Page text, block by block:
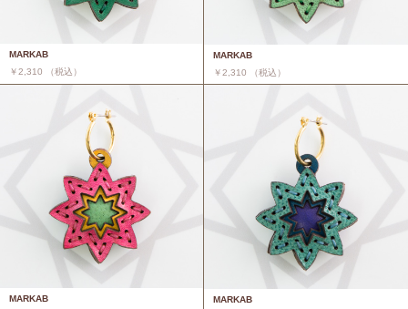
MARKAB
￥2,310 （税込）
MARKAB
￥2,310 （税込）
MARKAB
MARKAB